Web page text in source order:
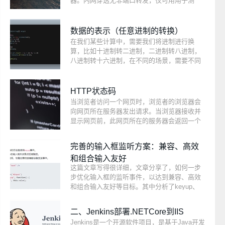
数据的表示（任意进制的转换）
在我们某些计算中，需要我们将进制进行换
算，比如十进制转二进制，二进制转八进制，
八进制转十六进制，在不同的场景，需要不同
转换为较大的进制，本文将记录任意进制间转
换的方法。
HTTP状态码
当浏览者访问一个网页时，浏览者的浏览器会
向网页所在服务器发出请求。当浏览器接收并
显示网页前，此网页所在的服务器会返回一个
HTTP Status Code。
完善的输入框监听方案：兼容、高效
和组合输入友好
这篇文章写得很详细，文章分享了，如何一步
步优化输入框的监听事件，以达到兼容、高效
和组合输入友好等目标。其中分析了keyup、
二、Jenkins部署.NETCore到IIS
Jenkins是一个开源软件项目，是基于Java开发